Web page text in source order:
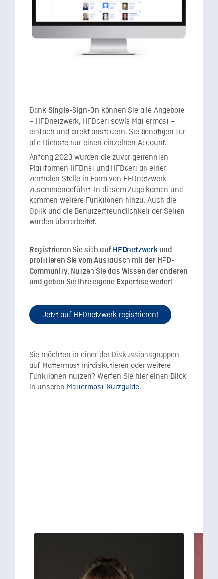
Dank Single-Sign-On können Sie alle Angebote
– HFDnetzwerk, HFDcert sowie Mattermost –
einfach und direkt ansteuern. Sie benötigen für
alle Dienste nur einen einzelnen Account.
Anfang 2023 wurden die zuvor getrennten
Plattformen HFDnet und HFDcert an einer
zentralen Stelle in Form von HFDnetzwerk
zusammengeführt. In diesem Zuge kamen und
kommen weitere Funktionen hinzu. Auch die
Optik und die Benutzerfreundlichkeit der Seiten
wurden überarbeitet.
Registrieren Sie sich auf HFDnetzwerk und
profitieren Sie vom Austausch mit der HFD-
Community. Nutzen Sie das Wissen der anderen
und geben Sie Ihre eigene Expertise weiter!
Jetzt auf HFDnetzwerk registrieren!
Sie möchten in einer der Diskussionsgruppen
auf Mattermost mitdiskutieren oder weitere
Funktionen nutzen? Werfen Sie hier einen Blick
in unseren Mattermost-Kurzguide.